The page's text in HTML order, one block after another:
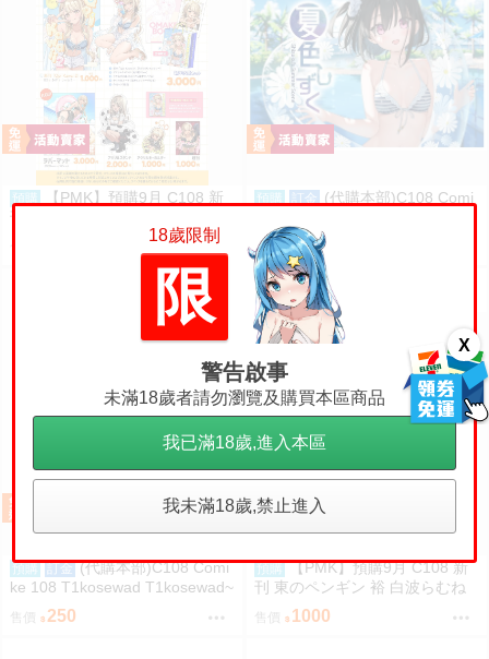
X
預購
【PMK】預購9月 C108 新
刊 七瀬ここあ icecocoa 神成き
預購 訂金 (代購本部)C108 Comi
C108數量限定新刊「夏色しずく
う (隨機簽名本)」8.15發售預定
售價 250
18
預購 訂金 (代購本部)C108 Comi
ke 108 T1kosewad T1kosewad~
~ 蔚藍檔案 C108數量限定新刊
「二人ならいいでしょう (隨機簽
250
預購 【PMK】預購9月 C108 新
刊 東のペンギン 裕 白波らむね
VSPO1000
18歲限制
限
警告啟事
未滿18歲者請勿瀏覽及購買本區商品
我已滿18歲,進入本區
我未滿18歲,禁止進入